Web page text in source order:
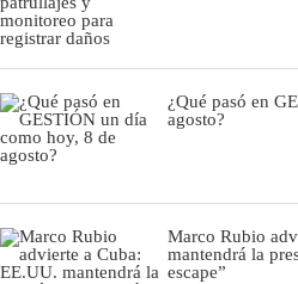
¿Qué pasó en
agosto?
Marco Rubio
mantendrá la
escape”